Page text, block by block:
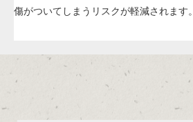
傷がついてしまうリスクが軽減されます。